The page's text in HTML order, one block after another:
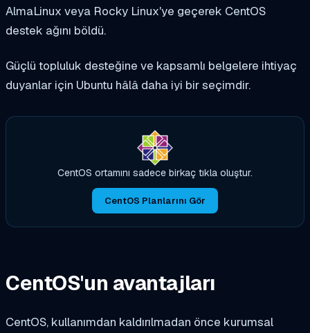
AlmaLinux veya Rocky Linux'ye geçerek CentOS
destek ağını böldü.
Güçlü topluluk desteğine ve kapsamlı belgelere ihtiyaç
duyanlar için Ubuntu hâlâ daha iyi bir seçimdir.
CentOS ortamını sadece birkaç tıkla oluştur.
CentOS Planlarını Gör
CentOS'un avantajları
CentOS, kullanımdan kaldırılmadan önce kurumsal